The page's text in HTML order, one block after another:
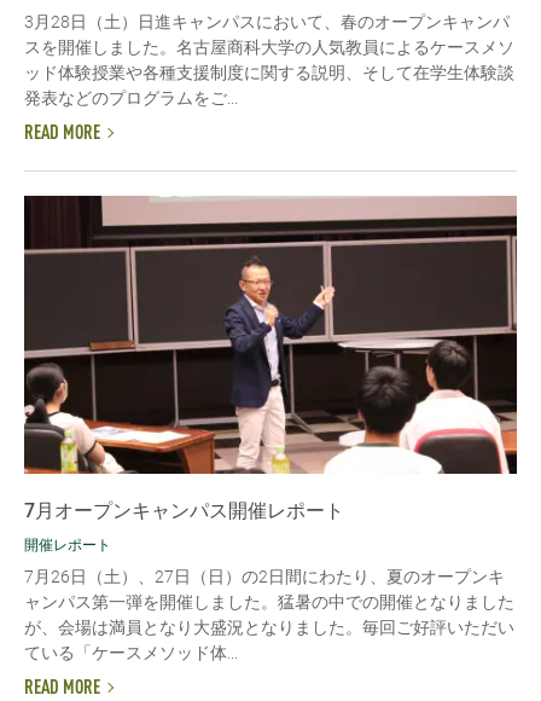
3月28日（土）日進キャンパスにおいて、春のオープンキャンパ
スを開催しました。名古屋商科大学の人気教員によるケースメソ
ッド体験授業や各種支援制度に関する説明、そして在学生体験談
発表などのプログラムをご...
READ MORE
7月オープンキャンパス開催レポート
開催レポート
7月26日（土）、27日（日）の2日間にわたり、夏のオープンキ
ャンパス第一弾を開催しました。猛暑の中での開催となりました
が、会場は満員となり大盛況となりました。毎回ご好評いただい
ている「ケースメソッド体...
READ MORE